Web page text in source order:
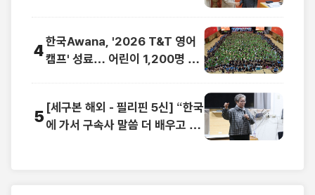
4한국Awana, '2026 T&T 영어
캠프' 성료… 어린이 1,200명 복
5 [세구본 해외 - 필리핀 5신] “한국
에 가서 구속사 말씀 더 배우고 싶